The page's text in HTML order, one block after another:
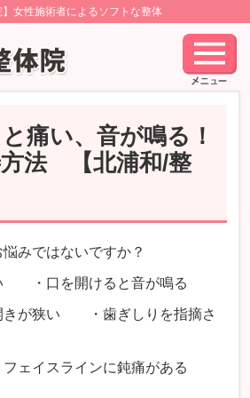
女性施術者によるソフトな整体
痛い、音が鳴る！
方法 【北浦和/整
みではないですか？
・口を開けると音が鳴る
きが狭い ・歯ぎしりを指摘さ
ェイスラインに鈍痛がある